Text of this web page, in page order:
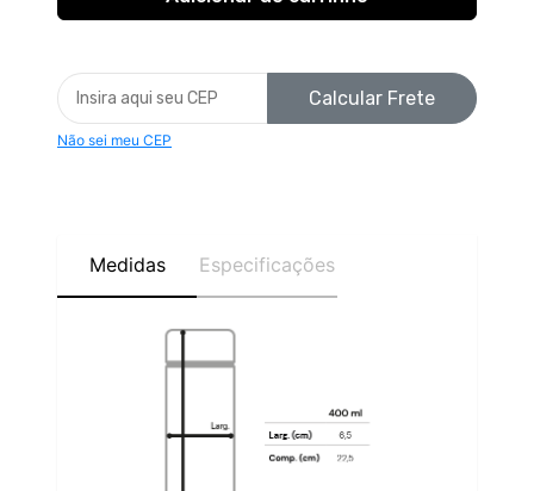
Calcular Frete
Não sei meu CEP
Medidas Especificações